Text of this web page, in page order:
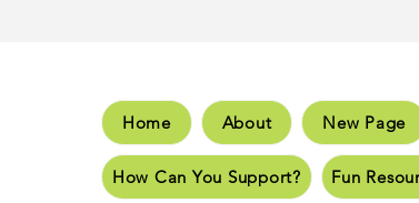
Home New Page
How Can You Support?
Home About New Page
How Can You Support? Fun